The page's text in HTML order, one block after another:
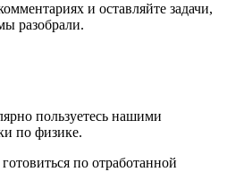
и оставляйте задачи,
разобрали.
пользуетесь нашими
по физике.
по отработанной